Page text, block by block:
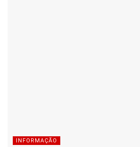
INFORMAÇÃO